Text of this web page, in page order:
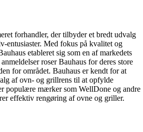
forhandler, der tilbyder et bredt udvalg
entusiaster. Med fokus på kvalitet og
etableret sig som en af markedets
roser Bauhaus for deres store
for området. Bauhaus er kendt for at
af ovn- og grillrens til at opfylde
populære mærker som WellDone og andre
effektiv rengøring af ovne og griller.